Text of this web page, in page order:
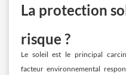
La protection
risque ?
Le soleil est le principal
facteur environnemental